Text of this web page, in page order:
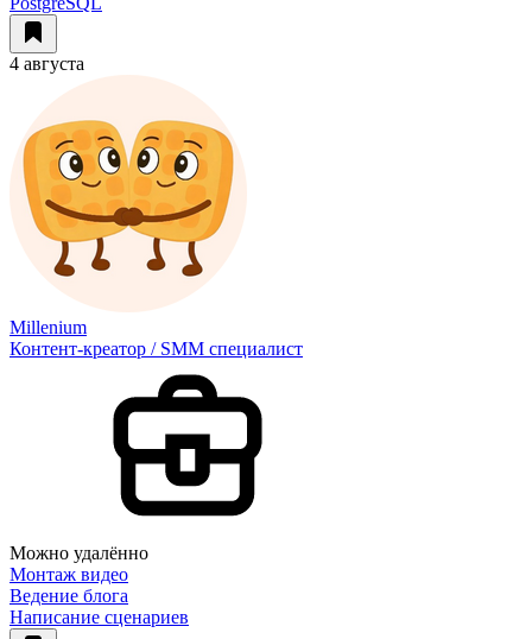
4 августа
Millenium
Контент-креатор / SMM специалист
Можно удалённо
Монтаж видео
Ведение блога
Написание сценариев